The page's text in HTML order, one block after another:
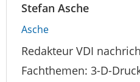
Stefan Asche
Asche
Redakteur VDI
Fachthemen: 3-D-